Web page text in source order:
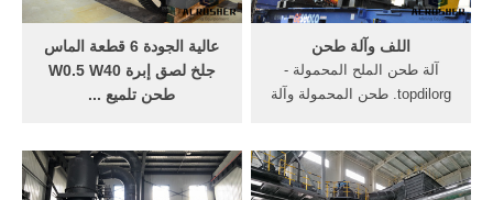
arabminingmachineasia
مصادر شركات تصنيع آلة طحن
الفلفل وآلة طحن ...
عالية الجودة 6 قطعة الماس
جلخ لصق إبرة W0.5 W40
طحن تلميع ...
طحن تلميع أنبوب اللف مجمع
المعادن اليشم العنبر التلميع
اللف وآلة طحن
آلة طحن الملح المحمولة -
topdilorg. طحن المحمولة وآلة
المحمولة طحن و اللف آلة خلط
صغيرة السعر معدات الطحن -